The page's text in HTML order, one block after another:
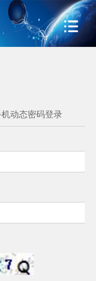
动态密码登录